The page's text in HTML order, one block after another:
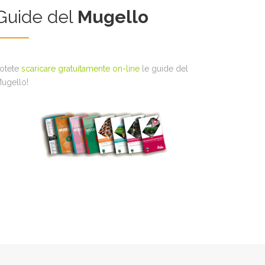
del Mugello
scaricare gratuitamente on-line le guide del